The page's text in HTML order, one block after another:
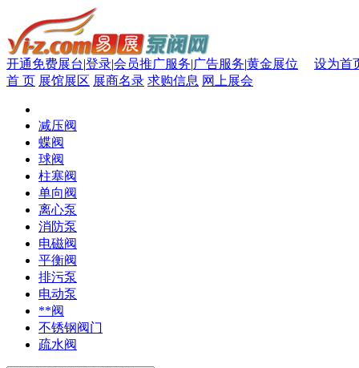
开通免费展台|登录|会员推广服务|广告服务|黄金展位
设为首
首 页 展馆展区 展商名录 求购信息 网上展会
减压阀
蝶阀
球阀
柱塞阀
单向阀
离心泵
消防泵
电磁阀
平衡阀
排污泵
电动泵
**阀
不锈钢阀门
疏水阀